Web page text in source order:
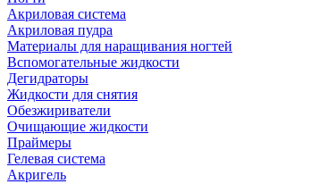
Акриловая система
Акриловая пудра
Материалы для наращивания ногтей
Вспомогательные жидкости
Дегидраторы
Жидкости для снятия
Обезжириватели
Очищающие жидкости
Праймеры
Гелевая система
Акригель